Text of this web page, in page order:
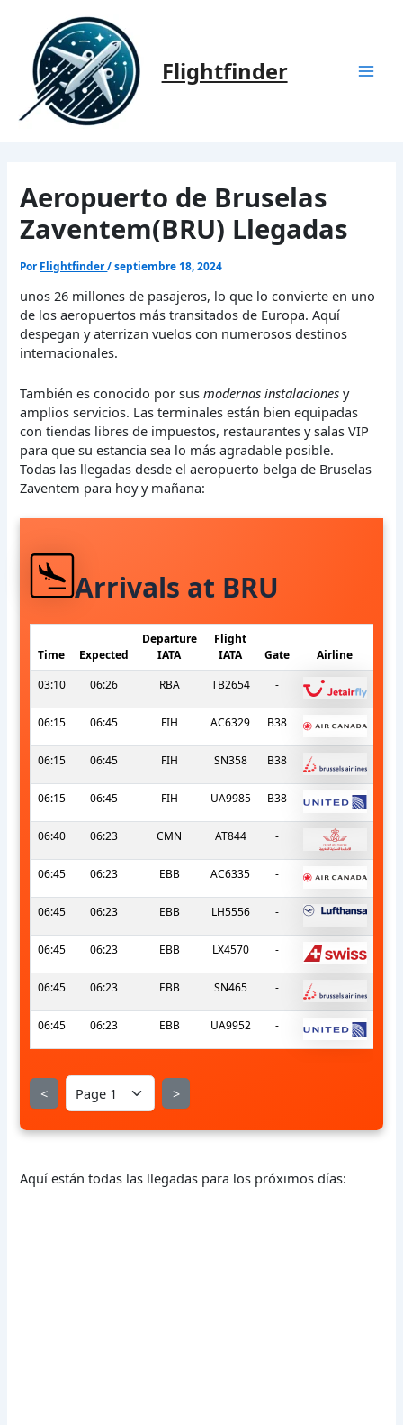
contenido
Flightfinder
Aeropuerto de Bruselas
Zaventem(BRU) Llegadas
Por Flightfinder/septiembre 18, 2024
unos 26 millones de pasajeros, lo que lo convierte en uno
de los aeropuertos más transitados de Europa. Aquí
despegan y aterrizan vuelos con numerosos destinos
internacionales.
También es conocido por susmodernas instalaciones y
amplios servicios. Las terminales están bien equipadas
con tiendas libres de impuestos, restaurantes y salas VIP
para que su estancia sea lo más agradable posible.
Todas las llegadas desde el aeropuerto belga de Bruselas
Zaventem para hoy y mañana:
Arrivals at BRU
Time Expected
Departure
IATA
Flight
IATA
Gate
Airline
03:10
06:26 RBA TB2654 -
06:15 06:45 FIH AC6329 B38
06:15 06:45 FIH SN358 B38
06:15 06:45 FIH UA9985 B38
06:40 06:23 CMN AT844 -
06:45 06:23 EBB AC6335 -
06:45 06:23 EBB LH5556 -
06:45 06:23 EBB LX4570 -
06:45 06:23 EBB SN465 -
06:45 06:23 EBB UA9952 -
< >
Aquí están todas las llegadas para los próximos días: